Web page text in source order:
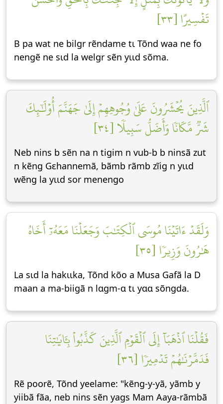
تَفۡسِيرًا [٣٣]
B pa wat ne bilgr rẽndame tɩ Tõnd waa ne fo
nengẽ ne sɩd la welgr sẽn yɩɩd sõma.
ٱلَّذِينَ يُحۡشَرُونَ عَلَىٰ وُجُوهِهِمۡ إِلَىٰ جَهَنَّمَ أُوْلَٰٓئِكَ
شَرّٞ مَّكَانٗا وَأَضَلُّ سَبِيلٗا [٣٤]
Neb nins b sẽn na n tigim n vub-b b ninsã zut
n kẽng Gεhannemã, bãmb rãmb zĩig n yɩɩd
wẽng la yɩɩd sor menengo
وَلَقَدۡ ءَاتَيۡنَا مُوسَى ٱلۡكِتَٰبَ وَجَعَلۡنَا مَعَهُۥٓ أَخَاهُ
هَٰرُونَ وَزِيرٗا [٣٥]
La sɩd la hakɩɩka, Tõnd kõo a Musa Gafã la D
maan a ma-biigã n lɑgm-ɑ tɩ yɑɑ sõngda.
فَقُلۡنَا ٱذۡهَبَآ إِلَى ٱلۡقَوۡمِ ٱلَّذِينَ كَذَّبُواْ بِـَٔايَٰتِنَا
فَدَمَّرۡنَٰهُمۡ تَدۡمِيرٗا [٣٦]
Rẽ poorẽ, Tõnd yeelame: "kẽng-y-yã, yãmb y
yiibã fãa, neb nins sẽn yags Mam Aaya-rãmbã